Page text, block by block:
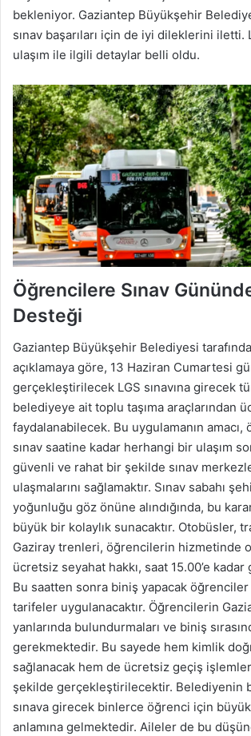
bekleniyor. Gaziantep Büyükşehir
sınav başarıları için de iyi dileklerini iletti.
ulaşım ile ilgili detaylar belli oldu.
Öğrencilere Sınav
Desteği
Gaziantep Büyükşehir Belediyesi
açıklamaya göre, 13 Haziran Cumartesi
gerçekleştirilecek LGS sınavına girecek
belediyeye ait toplu taşıma araçlarından
faydalanabilecek. Bu uygulamanın
sınav saatine kadar herhangi bir ulaşım
güvenli ve rahat bir şekilde sınav
ulaşmalarını sağlamaktır. Sınav sabahı
yoğunluğu göz önüne alındığında, bu
büyük bir kolaylık sunacaktır. Otobüsler,
Gaziray trenleri, öğrencilerin hizmetinde
ücretsiz seyahat hakkı, saat 15.00’e
Bu saatten sonra biniş yapacak
tarifeler uygulanacaktır. Öğrencilerin
yanlarında bulundurmaları ve biniş
gerekmektedir. Bu sayede hem kimlik
sağlanacak hem de ücretsiz geçiş
şekilde gerçekleştirilecektir. Belediyenin
sınava girecek binlerce öğrenci için
anlamına gelmektedir. Aileler de bu